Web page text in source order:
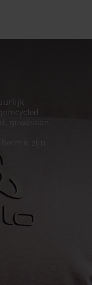
gewassen,
zijn